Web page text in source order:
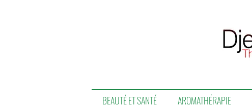
BEAUTÉ ET SANTÉ AROMATHÉRAPIE